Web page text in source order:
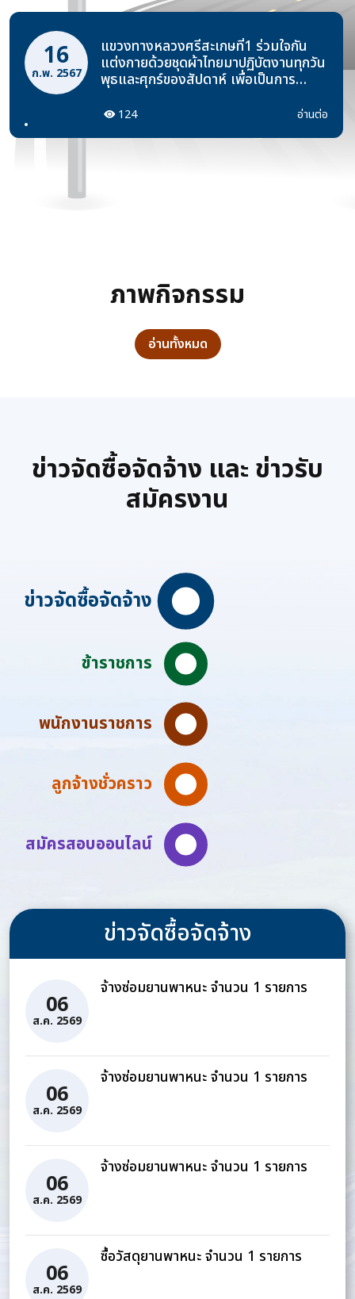
16
ก.พ. 2567
แขวงทางหลวงศรีสะเกษที่1 ร่วมใจกัน
แต่งกายด้วยชุดผ้าไทยมาปฏิบัตงานทุกวัน
พุธและศุกร์ของสัปดาห์ เพื่อเป็นการ
ตามมาตรการส่งเสริมและสนับสนุนการ
124 อ่านต่อ
ภาพกิจกรรม
อ่านทั้งหมด
ข่าวจัดซื้อจัดจ้าง และ ข่าวรับ
สมัครงาน
ข่าวจัดซื้อจัดจ้าง
ข้าราชการ
พนักงานราชการ
ลูกจ้างชั่วคราว
สมัครสอบออนไลน์
ข่าวจัดซื้อจัดจ้าง
06
ส.ค. 2569
จ้างซ่อมยานพาหนะ จำนวน 1 รายการ
06
ส.ค. 2569
จ้างซ่อมยานพาหนะ จำนวน 1 รายการ
06
ส.ค. 2569
จ้างซ่อมยานพาหนะ จำนวน 1 รายการ
06
ส.ค. 2569
ซื้อวัสดุยานพาหนะ จำนวน 1 รายการ